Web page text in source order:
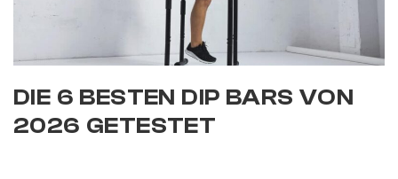
DIE 6 BESTEN DIP BARS VON
2026 GETESTET